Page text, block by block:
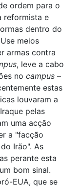
ordem para o
reformista e
dentro do
meios
armas contra
, leve a cabo
no campus –
estas
louvaram a
pelas
uma acção
a "facção
Irão". As
perante esta
bom sinal.
EUA, que se